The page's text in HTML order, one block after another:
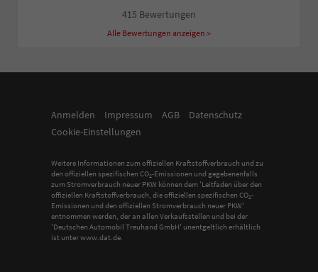
415 Bewertungen
Alle Bewertungen anzeigen >
Anmelden Impressum AGB
Datenschutz
Cookie-Einstellungen
Weitere Informationen zum offiziellen Kraftstoffverbrauch und zu
den offiziellen spezifischen CO2-Emissionen und gegebenenfalls
zum Stromverbrauch neuer PKW können dem 'Leitfaden über den
offiziellen Kraftstoffverbrauch, die offiziellen spezifischen CO2-
Emissionen und den offiziellen Stromverbrauch neuer PKW'
entnommen werden, der an allen Verkaufsstellen und bei der
'Deutschen Automobil Treuhand GmbH' unentgeltlich erhältlich
ist unter www.dat.de.